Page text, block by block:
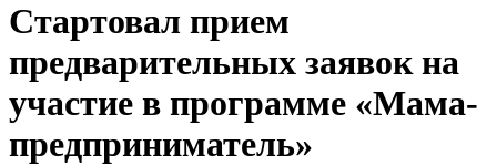
Стартовал прием
предварительных заявок на
участие в программе «Мама-
предприниматель»